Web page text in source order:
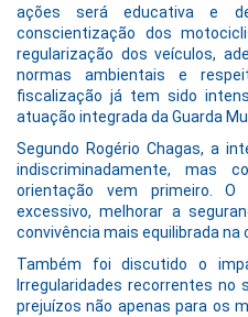
ações será educativa e
conscientização dos
regularização dos veículos,
normas ambientais e
fiscalização já tem sido
atuação integrada da Guarda
Segundo Rogério Chagas, a
indiscriminadamente, mas
orientação vem primeiro.
excessivo, melhorar a
convivência mais equilibrada na
Também foi discutido o
Irregularidades recorrentes no
prejuízos não apenas para os